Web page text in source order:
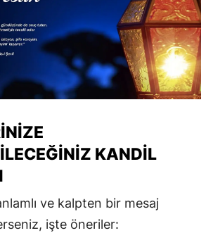
KANDIL
ve kalpten bir mesaj
işte öneriler: